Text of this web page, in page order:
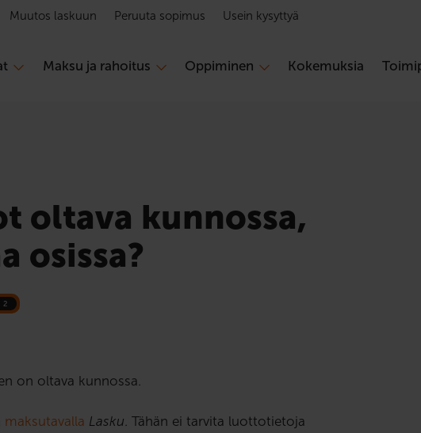
Maksu ja rahoitus Oppiminen Kokemuksia
Muutos laskuun Peruuta sopimus Usein kysyttyä
oltava kunnossa,
osissa?
2
on oltava kunnossa.
maksutavalla Lasku . Tähän ei tarvita luottotietoja